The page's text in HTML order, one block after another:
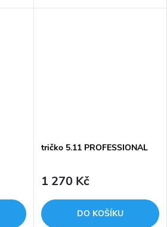
který je ošetřen tak, aby si
tričko 5.11 PROFESSIONAL
1 270 Kč
DO KOŠÍKU